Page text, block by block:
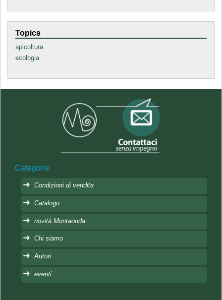
Topics
apicoltura
ecologia
Categorie
Condizioni di vendita
Catalogo
novità Montaonda
Chi siamo
Autori
eventi